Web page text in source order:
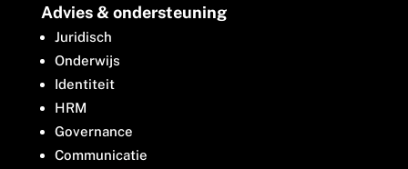
Advies & ondersteuning
Juridisch
Onderwijs
Identiteit
HRM
Governance
Communicatie